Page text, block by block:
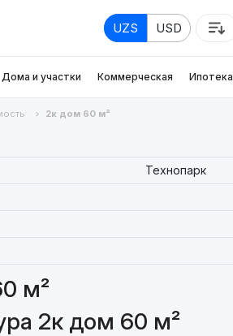
UZS USD
Дома и участки Коммерческая Ипотека
2к дом 60 м²
Технопарк
м²
2к дом 60 м²